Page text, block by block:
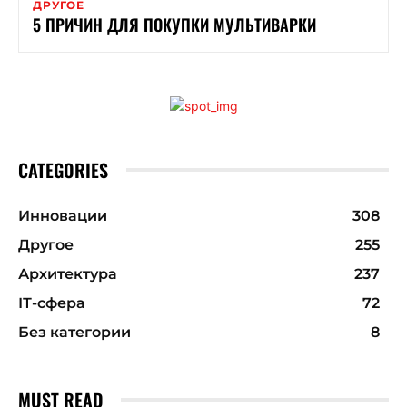
ДРУГОЕ
5 ПРИЧИН ДЛЯ ПОКУПКИ МУЛЬТИВАРКИ
CATEGORIES
Инновации
308
Другое
255
Архитектура
237
ІТ-сфера
72
Без категории
8
MUST READ